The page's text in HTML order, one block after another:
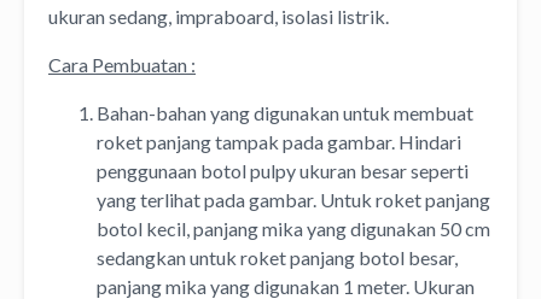
ukuran sedang, impraboard, isolasi listrik.
Cara Pembuatan :
Bahan-bahan yang digunakan untuk membuat
roket panjang tampak pada gambar. Hindari
penggunaan botol pulpy ukuran besar seperti
yang terlihat pada gambar. Untuk roket panjang
botol kecil, panjang mika yang digunakan 50 cm
sedangkan untuk roket panjang botol besar,
panjang mika yang digunakan 1 meter. Ukuran